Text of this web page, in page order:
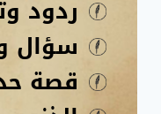
ردود
سؤال
قصة